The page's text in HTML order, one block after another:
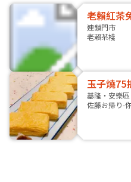
老賴紅茶
連鎖門市
老賴茶棧
玉子燒75
基隆・安樂區
佐藤お帰り-